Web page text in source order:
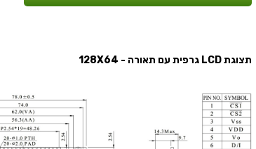
תצוגת LCD גרפית עם תאורה - 128X64